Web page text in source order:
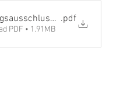
Salzburg
.pdf
PDF • 1.91MB